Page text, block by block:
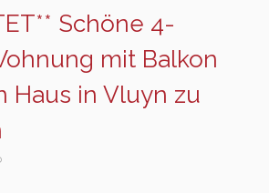
Schöne 4-
mit Balkon
Haus in Vluyn zu